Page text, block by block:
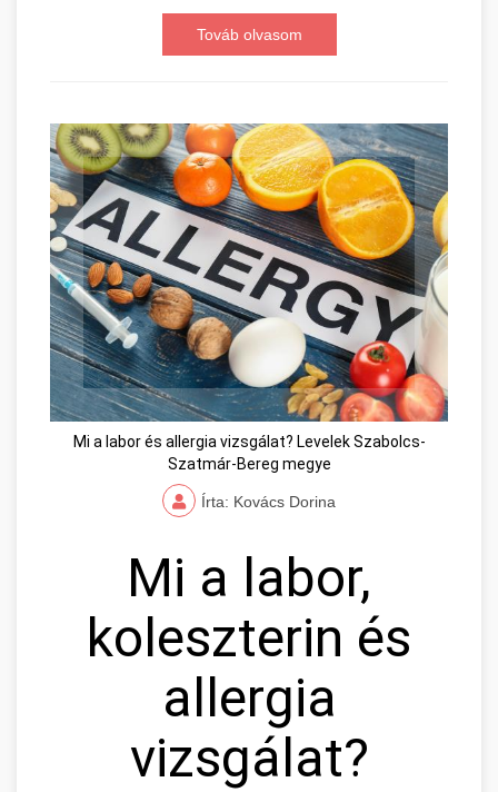
Továb olvasom
Mi a labor és allergia vizsgálat? Levelek Szabolcs-
Szatmár-Bereg megye
Írta: Kovács Dorina
Mi a labor,
koleszterin és
allergia
vizsgálat?